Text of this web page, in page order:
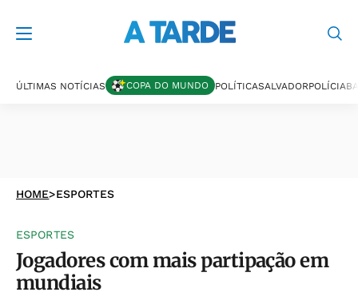
ÚLTIMAS NOTÍCIAS COPA DO MUNDO POLÍTICASALVADORPOLÍCIA
HOME>ESPORTES
ESPORTES
Jogadores com mais partipação em
mundiais